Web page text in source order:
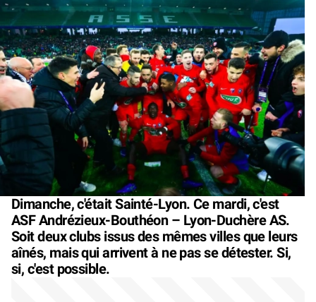
Dimanche, c'était Sainté-Lyon. Ce mardi, c'est
ASF Andrézieux-Bouthéon – Lyon-Duchère AS.
Soit deux clubs issus des mêmes villes que leurs
aînés, mais qui arrivent à ne pas se détester. Si,
si, c'est possible.